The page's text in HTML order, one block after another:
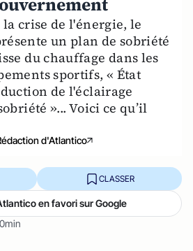
crise de l'énergie, le
un plan de sobriété
du chauffage dans les
sportifs, « État
de l'éclairage
»... Voici ce qu’il
d'Atlantico
CLASSER
en favori sur Google